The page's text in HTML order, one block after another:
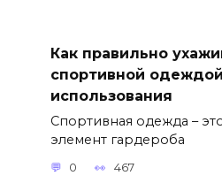
Как правильно
спортивной
использования
Спортивная одежда –
элемент гардероба
0 467